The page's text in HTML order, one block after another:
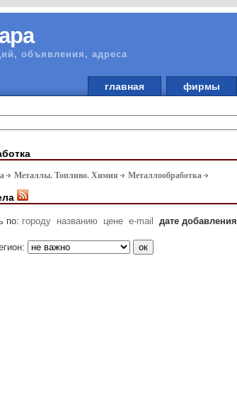
объявления, адреса
главная фирмы
Металлы. Топливо. Химия Металлообработка
по: городу названию цене e-mail дате добавления